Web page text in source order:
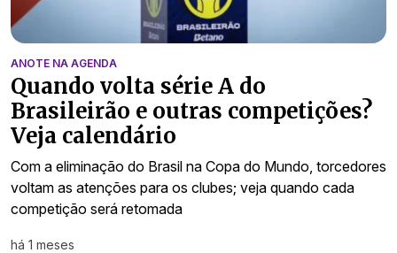
ANOTE NA AGENDA
Quando volta série A do
Brasileirão e outras competições?
Veja calendário
Com a eliminação do Brasil na Copa do Mundo, torcedores
voltam as atenções para os clubes; veja quando cada
competição será retomada
há 1 meses